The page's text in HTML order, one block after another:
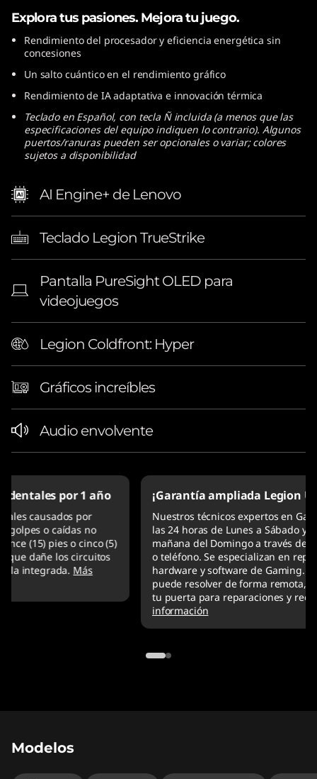
Explora tus pasiones. Mejora tu juego.
Rendimiento del procesador y eficiencia energética sin
concesiones
Un salto cuántico en el rendimiento gráfico
Rendimiento de IA adaptativa e innovación térmica
Teclado en Español, con tecla Ñ incluida (a menos que las
especificaciones del equipo indiquen lo contrario). Algunos
puertos/ranuras pueden ser opcionales o variar; colores
sujetos a disponibilidad
AI Engine+ de Lenovo
Teclado Legion TrueStrike
Pantalla PureSight OLED para
videojuegos
Legion Coldfront: Hyper
Gráficos increíbles
Audio envolvente
¡Garantía ampliada Legion Ultimate Support!
Nuestros técnicos expertos en Gaming están ahí para ti
las 24 horas de Lunes a Sábado y hasta las 6 de la
mañana del Domingo a través de chat, correo electrónico
o teléfono. Se especializan en reparaciones remotas de
hardware y software de Gaming. Si un problema no se
puede resolver de forma remota, vendrán directamente a
tu puerta para reparaciones y reemplazos rápidos. Más
Modelos